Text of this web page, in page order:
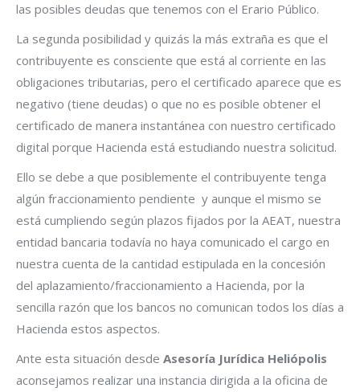
las posibles deudas que tenemos con el Erario Público.
La segunda posibilidad y quizás la más extraña es que el
contribuyente es consciente que está al corriente en las
obligaciones tributarias, pero el certificado aparece que es
negativo (tiene deudas) o que no es posible obtener el
certificado de manera instantánea con nuestro certificado
digital porque Hacienda está estudiando nuestra solicitud.
Ello se debe a que posiblemente el contribuyente tenga
algún fraccionamiento pendiente y aunque el mismo se
está cumpliendo según plazos fijados por la AEAT, nuestra
entidad bancaria todavía no haya comunicado el cargo en
nuestra cuenta de la cantidad estipulada en la concesión
del aplazamiento/fraccionamiento a Hacienda, por la
sencilla razón que los bancos no comunican todos los días a
Hacienda estos aspectos.
Ante esta situación desde Asesoría Jurídica Heliópolis
aconsejamos realizar una instancia dirigida a la oficina de